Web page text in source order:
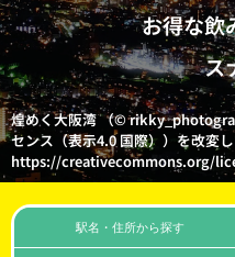
お得な飲
ス
煌めく大阪湾 （©
センス（表示4.0 国際））を改変
https://creativecommons.org/
駅名・住所から探す